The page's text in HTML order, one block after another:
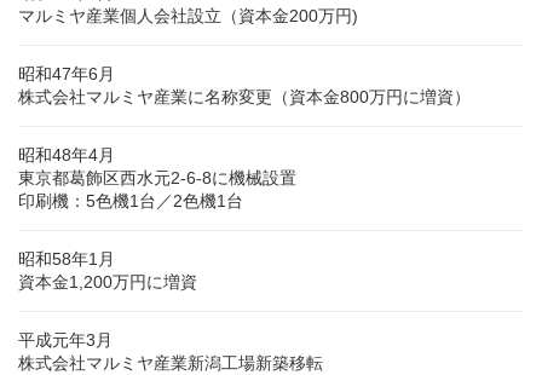
マルミヤ産業個人会社設立（資本金200万円)
昭和47年6月
株式会社マルミヤ産業に名称変更（資本金800万円に増資）
昭和48年4月
東京都葛飾区西水元2-6-8に機械設置
印刷機：5色機1台／2色機1台
昭和58年1月
資本金1,200万円に増資
平成元年3月
株式会社マルミヤ産業新潟工場新築移転